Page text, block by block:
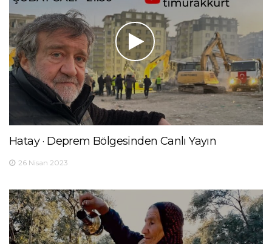
Hatay · Deprem Bölgesinden Canlı Yayın
26 Nisan 2023